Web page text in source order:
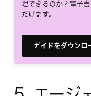
理できるのか？電子
だけます。
ガイドをダウンロ